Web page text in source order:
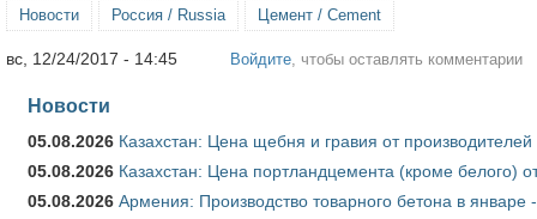
Новости Россия / Russia Цемент / Cement
вс, 12/24/2017 - 14:45 Войдите , чтобы оставлять комментарии
Новости
05.08.2026 Казахстан: Цена щебня и гравия от
05.08.2026 Казахстан: Цена портландцемента (кроме белого)
05.08.2026 Армения: Производство товарного бетона в январе